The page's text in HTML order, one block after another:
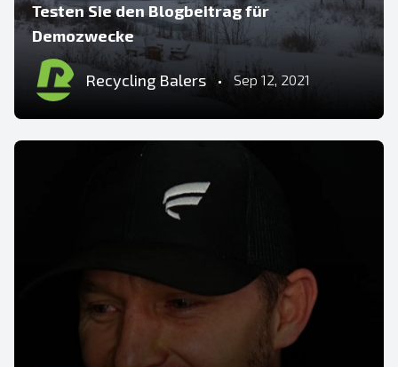
Testen Sie den Blogbeitrag für
Demozwecke
Recycling Balers • Sep 12, 2021